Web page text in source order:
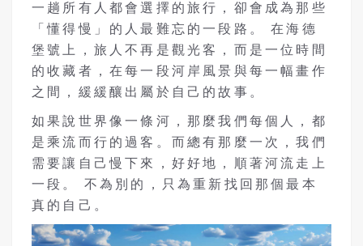
一趟所有人都會選擇的旅行，卻會成為那些
「懂得慢」的人最難忘的一段路。 在海德
堡號上，旅人不再是觀光客，而是一位時間
的收藏者，在每一段河岸風景與每一幅畫作
之間，緩緩釀出屬於自己的故事。
如果說世界像一條河，那麼我們每個人，都
是乘流而行的過客。而總有那麼一次，我們
需要讓自己慢下來，好好地，順著河流走上
一段。 不為別的，只為重新找回那個最本
真的自己。